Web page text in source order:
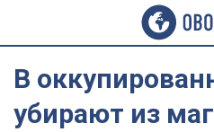
В
убирают из